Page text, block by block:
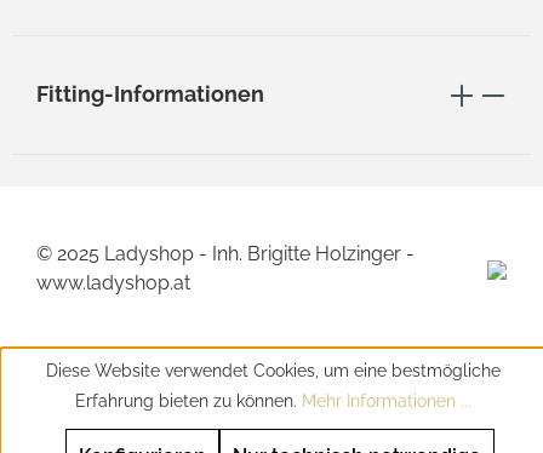
Fitting-Informationen
© 2025 Ladyshop - Inh. Brigitte Holzinger -
www.ladyshop.at
Diese Website verwendet Cookies, um eine bestmögliche
Erfahrung bieten zu können. Mehr Informationen ...